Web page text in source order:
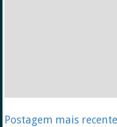
Postagem mais recente